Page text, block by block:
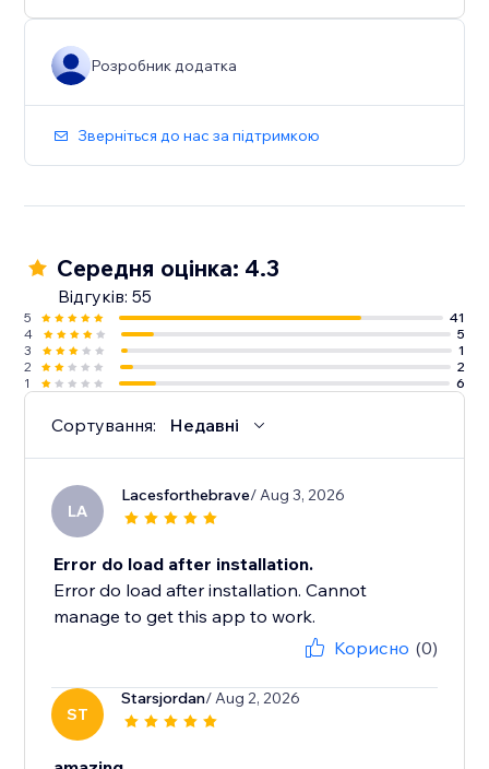
Розробник додатка
Зверніться до нас за підтримкою
Середня оцінка: 4.3
Відгуків: 55
5
41
4
5
3
1
2
2
1
6
Сортування: Недавні
LA
Lacesforthebrave/ Aug 3, 2026
Error do load after installation.
Error do load after installation. Cannot
manage to get this app to work.
Корисно (0)
ST
Starsjordan/ Aug 2, 2026